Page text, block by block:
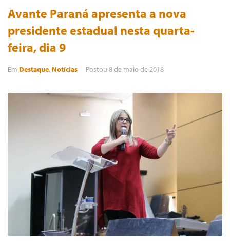
Avante Paraná apresenta a nova
presidente estadual nesta quarta-
feira, dia 9
Em Destaque, Notícias Postou 8 de maio de 2018